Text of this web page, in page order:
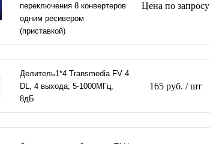
переключения 8 конвертеров
одним ресивером
(приставкой)
Цена по запросу
Делитель1*4 Transmedia FV 4
DL, 4 выхода, 5-1000МГц,
8дБ
165 руб. / шт